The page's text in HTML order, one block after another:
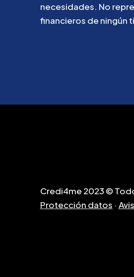
necesidades. No
financieros de ningún
Credi4me 2023 ©
Protección datos ·